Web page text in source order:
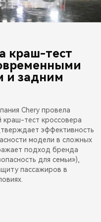
краш-тест
и задним
Chery провела
краш-тест кроссовера
эффективность
модели в сложных
подход бренда
для семьи»),
пассажиров в